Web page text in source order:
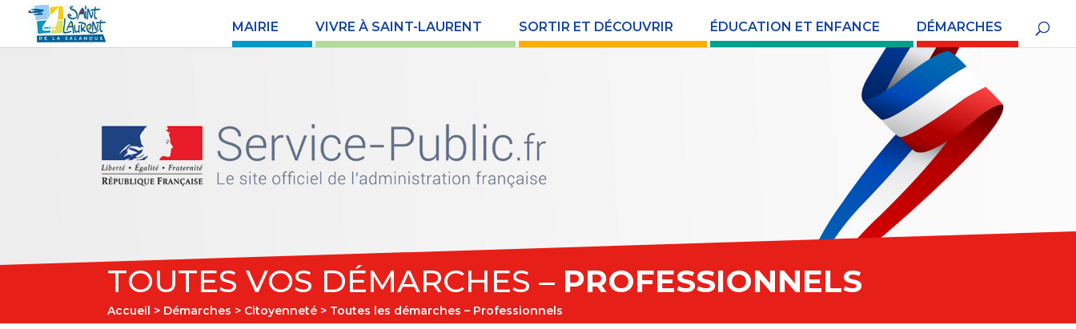
MAIRIE VIVRE À SAINT-LAURENT SORTIR ET DÉCOUVRIR ÉDUCATION ET ENFANCE DÉMARCHES
TOUTES VOS DÉMARCHES – PROFESSIONNELS
Accueil > Démarches > Citoyenneté > Toutes les démarches – Professionnels